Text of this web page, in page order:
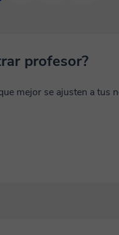
profesor?
mejor se ajusten a tus